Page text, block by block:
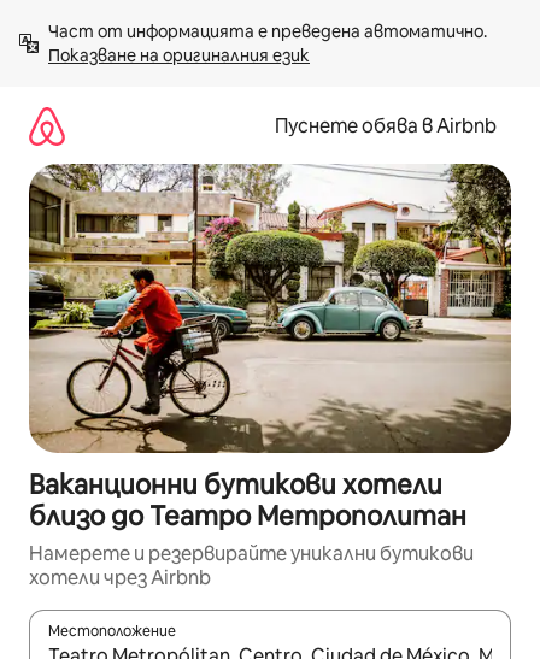
към
съдържанието
Показване на оригиналния език
Пуснете обява в Airbnb
Ваканционни бутикови хотели
близо до Театро Метрополитан
Намерете и резервирайте уникални бутикови
хотели чрез Airbnb
Местоположение
Когато резултатите се покажат, използвайте